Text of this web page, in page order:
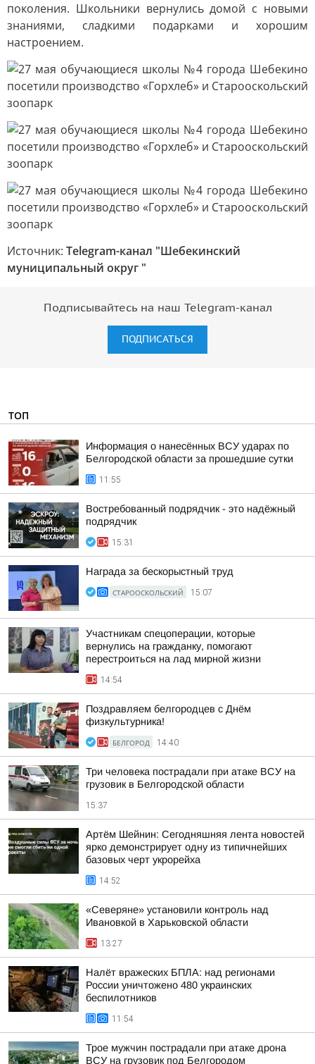
поколения. Школьники вернулись домой с новыми
знаниями, сладкими подарками и хорошим
настроением.
Источник: Telegram-канал "Шебекинский
муниципальный округ "
Подписывайтесь на наш Telegram-канал
ПОДПИСАТЬСЯ
ТОП
Информация о нанесённых ВСУ ударах по
Белгородской области за прошедшие сутки
11:55
Востребованный подрядчик - это надёжный
подрядчик
15:31
Награда за бескорыстный труд
СТАРООСКОЛЬСКИЙ 15:07
Участникам спецоперации, которые
вернулись на гражданку, помогают
перестроиться на лад мирной жизни
14:54
Поздравляем белгородцев с Днём
физкультурника!
БЕЛГОРОД 14:40
Три человека пострадали при атаке ВСУ на
грузовик в Белгородской области
15:37
Артём Шейнин: Сегодняшняя лента новостей
ярко демонстрирует одну из типичнейших
базовых черт укрорейха
14:52
«Северяне» установили контроль над
Ивановкой в Харьковской области
13:27
Налёт вражеских БПЛА: над регионами
России уничтожено 480 украинских
беспилотников
11:54
Трое мужчин пострадали при атаке дрона
ВСУ на грузовик под Белгородом